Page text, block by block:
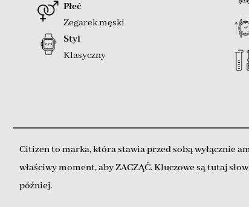
Płeć
Zegarek męski
Styl
Klasyczny
Citizen to marka, która stawia przed sobą wyłącznie
właściwy moment, aby ZACZĄĆ. Kluczowe są tutaj
później.